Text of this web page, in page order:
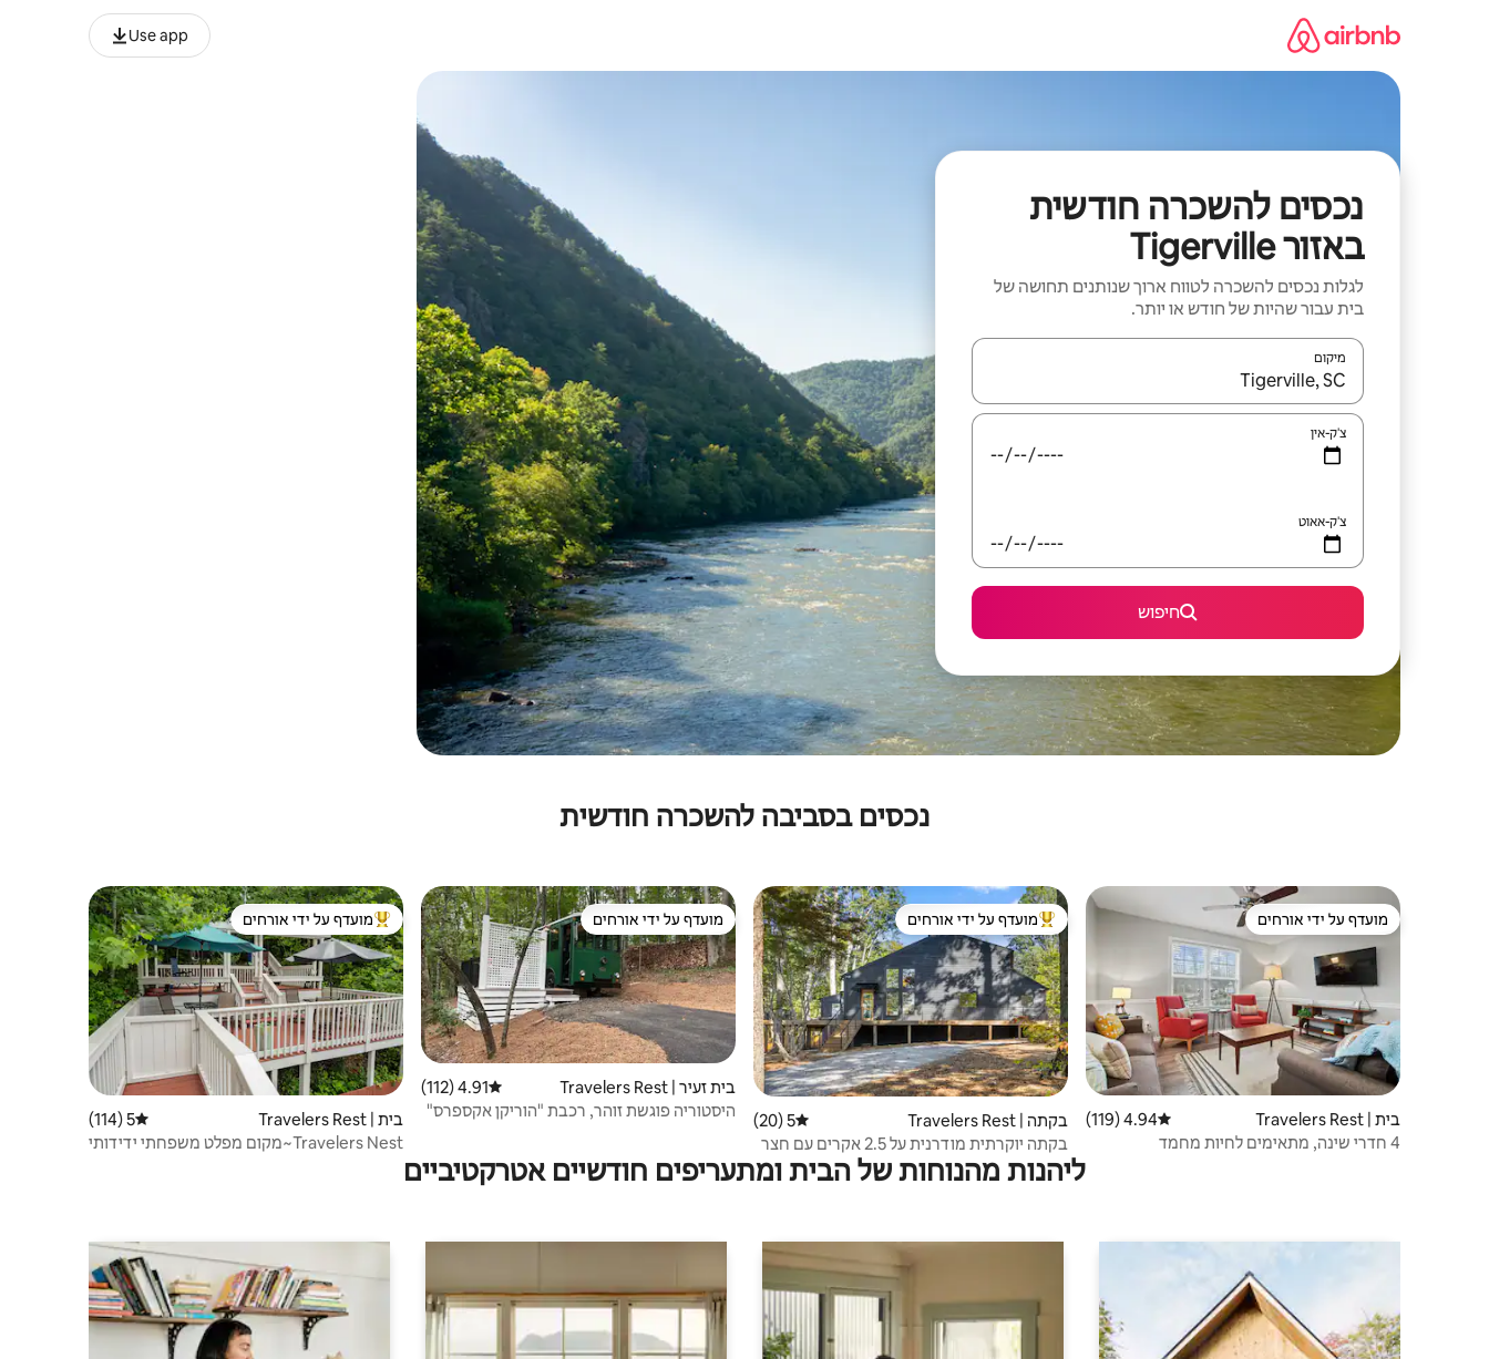
Use app
נכסים להשכרה חודשית
באזור Tigerville
לגלות נכסים להשכרה לטווח ארוך שנותנים תחושה של
בית עבור שהיות של חודש או יותר.
מיקום
כאשר התוצאות יהיו זמינות, יש לנווט עם מקשי החיצים למעלה ולמטה או לעיין בעזרת תנועות מגע או החלקה.
צ'ק-אין
צ'ק-אאוט
חיפוש
נכסים בסביבה להשכרה חודשית
מועדף על ידי אורחים
מועדף על ידי אורחים
בית | Travelers Rest דירוג ממוצע של 4.94 מתוך 5, 119 ביקורות
4.94 (119)
4 חדרי שינה, מתאימים לחיות מחמד
מוביל בקרב נכסים מועדפים על ידי אורחים
מועדף על ידי אורחים
בקתה | Travelers Rest דירוג ממוצע של 5 מתוך 5, 20 ביקורות
5 (20)
בקתה יוקרתית מודרנית על 2.5 אקרים עם חצר
מגודרת
מועדף על ידי אורחים
מועדף על ידי אורחים
בית זעיר | Travelers Rest דירוג ממוצע של 4.91 מתוך 5, 112 ביקורות
4.91 (112)
היסטוריה פוגשת זוהר, רכבת "הוריקן אקספרס"
מוביל בקרב נכסים מועדפים על ידי אורחים
מועדף על ידי אורחים
בית | Travelers Rest דירוג ממוצע של 5 מתוך 5, 114 ביקורות
5 (114)
Travelers Nest~מקום מפלט משפחתי ידידותי
ליהנות מהנוחות של הבית ומתעריפים חודשיים אטרקטיביים